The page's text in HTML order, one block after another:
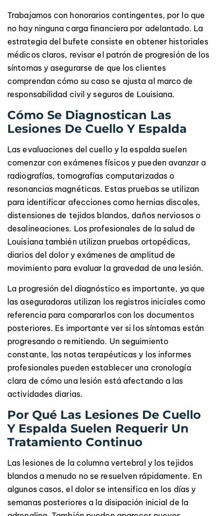
Trabajamos con honorarios contingentes, por lo que
no hay ninguna carga financiera por adelantado. La
estrategia del bufete consiste en obtener historiales
médicos claros, revisar el patrón de progresión de los
síntomas y asegurarse de que los clientes
comprendan cómo su caso se ajusta al marco de
responsabilidad civil y seguros de Louisiana.
Cómo Se Diagnostican Las
Lesiones De Cuello Y Espalda
Las evaluaciones del cuello y la espalda suelen
comenzar con exámenes físicos y pueden avanzar a
radiografías, tomografías computarizadas o
resonancias magnéticas. Estas pruebas se utilizan
para identificar afecciones como hernias discales,
distensiones de tejidos blandos, daños nerviosos o
desalineaciones. Los profesionales de la salud de
Louisiana también utilizan pruebas ortopédicas,
diarios del dolor y exámenes de amplitud de
movimiento para evaluar la gravedad de una lesión.
La progresión del diagnóstico es importante, ya que
las aseguradoras utilizan los registros iniciales como
referencia para compararlos con los documentos
posteriores. Es importante ver si los síntomas están
progresando o remitiendo. Un seguimiento
constante, las notas terapéuticas y los informes
profesionales pueden establecer una cronología
clara de cómo una lesión está afectando a las
actividades diarias.
Por Qué Las Lesiones De Cuello
Y Espalda Suelen Requerir Un
Tratamiento Continuo
Las lesiones de la columna vertebral y los tejidos
blandos a menudo no se resuelven rápidamente. En
algunos casos, el dolor se intensifica en los días y
semanas posteriores a la disipación inicial de la